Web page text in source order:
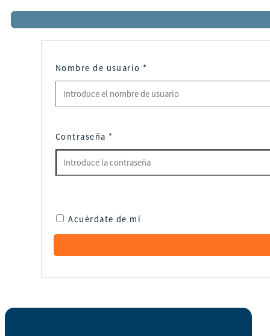
Nombre de usuario *
Contraseña *
Acuérdate de mí